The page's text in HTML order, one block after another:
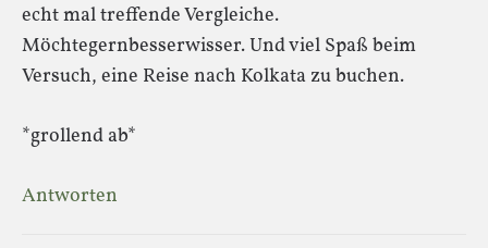
echt mal treffende Vergleiche.
Möchtegernbesserwisser. Und viel Spaß beim
Versuch, eine Reise nach Kolkata zu buchen.
*grollend ab*
Antworten